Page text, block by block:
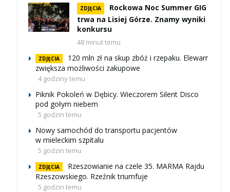
ZDJĘCIA
Rockowa Noc Summer GIG
trwa na Lisiej Górze. Znamy wyniki
konkursu
48 minut temu
ZDJĘCIA
120 mln zł na skup zbóż i rzepaku. Elewarr
zwiększa możliwości zakupowe
4 godziny temu
Piknik Pokoleń w Dębicy. Wieczorem Silent Disco
pod gołym niebem
5 godzin temu
Nowy samochód do transportu pacjentów
w mieleckim szpitalu
5 godzin temu
ZDJĘCIA
Rzeszowianie na czele 35. MARMA Rajdu
Rzeszowskiego. Rzeźnik triumfuje
5 godzin temu